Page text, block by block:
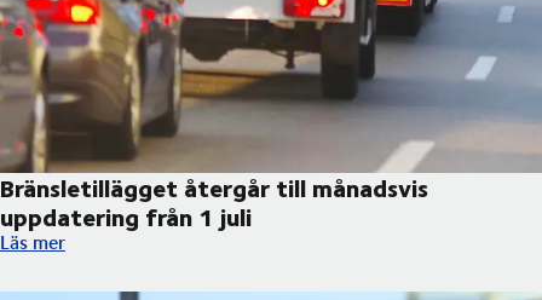
Bränsletillägget återgår till månadsvis
uppdatering från 1 juli
Bränsletillägget återgår till månadsvis uppdatering från 1 juli
Läs mer